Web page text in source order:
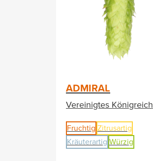
ADMIRAL
Vereinigtes Königreich
Fruchtig Zitrusartig
Kräuterartig Würzig